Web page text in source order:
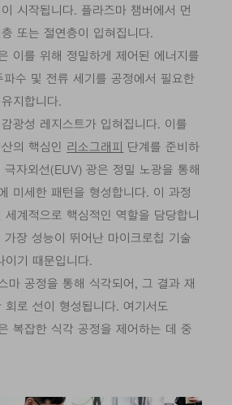
시작됩니다. 플라즈마 챔버에서 먼
또는 절연층이 입혀집니다.
이를 위해 정밀하게 제어된 에너지를
수 및 전류 세기를 공정에서 필요한
지합니다.
광성 레지스트가 입혀집니다. 이를
의 핵심인 리소그래피
단계를 준비하
자외선(EUV) 광은 정밀 노광을 통해
미세한 패턴을 형성합니다. 이 과정
계적으로 핵심적인 역할을 담당합니
가장 성능이 뛰어난 마이크로칩 기술
이기 때문입니다.
마 공정을 통해 식각되어, 그 결과 재
로 선이 형성됩니다. 여기서도
복잡한 식각 공정을 제어하는 데 중